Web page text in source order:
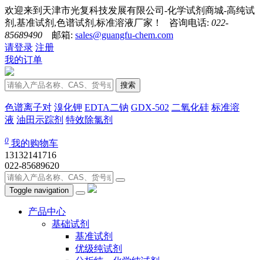
欢迎来到天津市光复科技发展有限公司-化学试剂商城-高纯试
剂,基准试剂,色谱试剂,标准溶液厂家！ 咨询电话: 022-
85689490 邮箱: sales@guangfu-chem.com
请登录 注册
我的订单
搜索
色谱离子对 溴化钾 EDTA二钠 GDX-502 二氧化硅 标准溶
液 油田示踪剂 特效除氯剂
0 我的购物车
13132141716
022-85689620
Toggle navigation
产品中心
基础试剂
基准试剂
优级纯试剂